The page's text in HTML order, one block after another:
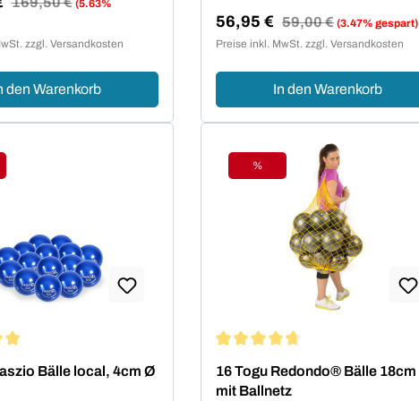
(5.63%
zzgl. Versandkosten
den Warenkorb
Verkaufspreis:
56,95 € Regulärer Preis:
59,00 € (3.47% gespart)
Preise inkl. MwSt. zzgl. Versandkosten
In den Warenkorb
Bälle local, 4cm Ø
Rabatt
%
16 Togu Redondo® Bälle 18cm
mit Ballnetz